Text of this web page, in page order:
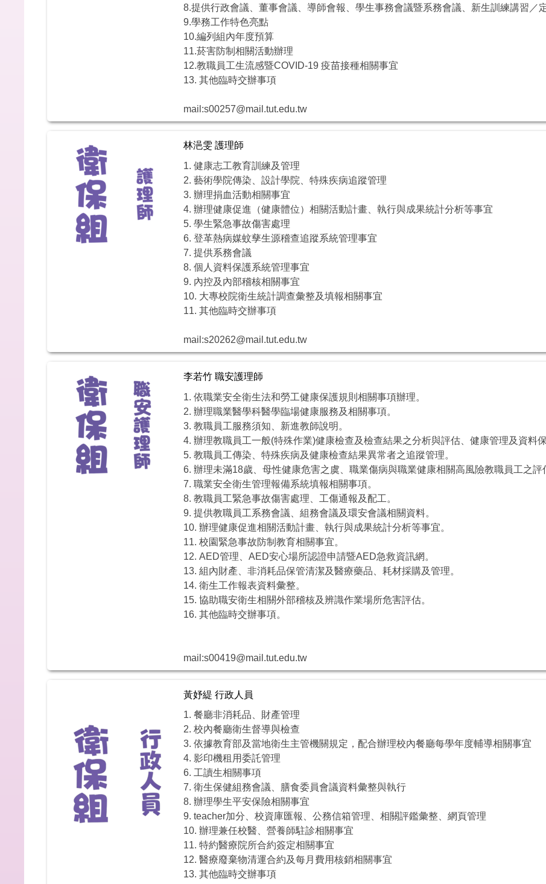
8.提供行政會議、董事會議、導師會報、學生事務會議暨系務會議、新生訓練講習／
9.學務工作特色亮點
10.編列組內年度預算
11.菸害防制相關活動辦理
12.教職員工生流感暨COVID-19 疫苗接種相關事宜
13. 其他臨時交辦事項
mail:s00257@mail.tut.edu.tw
林浥雯 護理師
1. 健康志工教育訓練及管理
2. 藝術學院傳染、設計學院、特殊疾病追蹤管理
3. 辦理捐血活動相關事宜
4. 辦理健康促進（健康體位）相關活動計畫、執行與成果統計分析等事宜
5. 學生緊急事故傷害處理
6. 登革熱病媒蚊孳生源稽查追蹤系統管理事宜
7. 提供系務會議
8. 個人資料保護系統管理事宜
9. 內控及內部稽核相關事宜
10. 大專校院衛生統計調查彙整及填報相關事宜
11. 其他臨時交辦事項
mail:s20262@mail.tut.edu.tw
李若竹 職安護理師
1. 依職業安全衛生法和勞工健康保護規則相關事項辦理。
2. 辦理職業醫學科醫學臨場健康服務及相關事項。
3. 教職員工服務須知、新進教師說明。
4. 辦理教職員工一般(特殊作業)健康檢查及檢查結果之分析與評估、健康管理及資料保
5. 教職員工傳染、特殊疾病及健康檢查結果異常者之追蹤管理。
6. 辦理未滿18歲、母性健康危害之虞、職業傷病與職業健康相關高風險教職員工之評
7. 職業安全衛生管理報備系統填報相關事項。
8. 教職員工緊急事故傷害處理、工傷通報及配工。
9. 提供教職員工系務會議、組務會議及環安會議相關資料。
10. 辦理健康促進相關活動計畫、執行與成果統計分析等事宜。
11. 校園緊急事故防制教育相關事宜。
12. AED管理、AED安心場所認證申請暨AED急救資訊網。
13. 組內財產、非消耗品保管清潔及醫療藥品、耗材採購及管理。
14. 衛生工作報表資料彙整。
15. 協助職安衛生相關外部稽核及辨識作業場所危害評估。
16. 其他臨時交辦事項。
mail:s00419@mail.tut.edu.tw
黃妤緹 行政人員
1. 餐廳非消耗品、財產管理
2. 校內餐廳衛生督導與檢查
3. 依據教育部及當地衛生主管機關規定，配合辦理校內餐廳每學年度輔導相關事宜
4. 影印機租用委託管理
6. 工讀生相關事項
7. 衛生保健組務會議、膳食委員會議資料彙整與執行
8. 辦理學生平安保險相關事宜
9. teacher加分、校資庫匯報、公務信箱管理、相關評鑑彙整、網頁管理
10. 辦理兼任校醫、營養師駐診相關事宜
11. 特約醫療院所合約簽定相關事宜
12. 醫療廢棄物清運合約及每月費用核銷相關事宜
13. 其他臨時交辦事項